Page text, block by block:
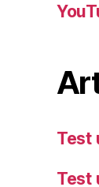
Test
Test